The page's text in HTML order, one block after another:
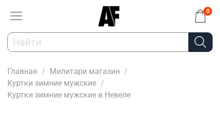
0
Главная
Милитари магазин
Куртки зимние мужские
Куртки зимние мужские в Невеле